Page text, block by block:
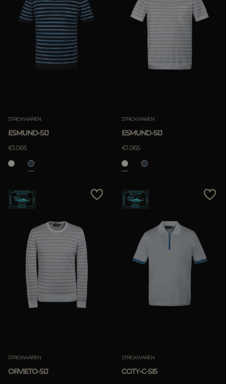
STRICKWAREN
ESMUND-SIJ
€1.065
STRICKWAREN
ESMUND-SIJ
€1.065
STRICKWAREN
ORVIETO-SIJ
STRICKWAREN
COTY-C-SI5